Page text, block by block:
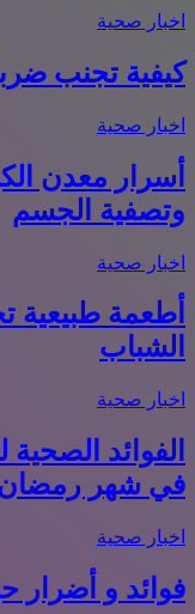
اخبار صحية
كيفية تجنب
اخبار صحية
أسرار معدن
وتصفية الجسم
اخبار صحية
أطعمة طبيعية
الشباب
اخبار صحية
الفوائد
في شهر
اخبار صحية
فوائد و أضرار